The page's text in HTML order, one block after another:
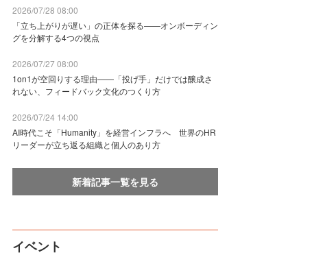
2026/07/28 08:00
「立ち上がりが遅い」の正体を探る——オンボーディン
グを分解する4つの視点
2026/07/27 08:00
1on1が空回りする理由——「投げ手」だけでは醸成さ
れない、フィードバック文化のつくり方
2026/07/24 14:00
AI時代こそ「Humanity」を経営インフラへ 世界のHR
リーダーが立ち返る組織と個人のあり方
新着記事一覧を見る
イベント